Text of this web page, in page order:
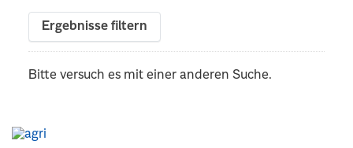
Ergebnisse filtern
Bitte versuch es mit einer anderen Suche.